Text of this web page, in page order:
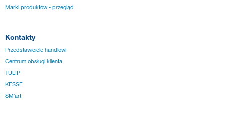
Marki produktów - przegląd
Kontakty
Przedstawiciele handlowi
Centrum obsługi klienta
TULIP
KESSE
SM´art